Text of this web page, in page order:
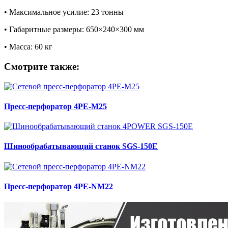
• Максимальное усилие: 23 тонны
• Габаритные размеры: 650×240×300 мм
• Масса: 60 кг
Смотрите также:
Пресс-перфоратор 4РЕ-M25
Шинообрабатывающий станок SGS-150E
Пресс-перфоратор 4РЕ-NM22